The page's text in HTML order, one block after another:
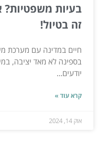
בעיות משפטיות?
זה בטיול!
חיים במדינה עם מערכת
בספינה לא מאד יציבה,
יודעים...
קרא עוד »
אוק 14, 2024